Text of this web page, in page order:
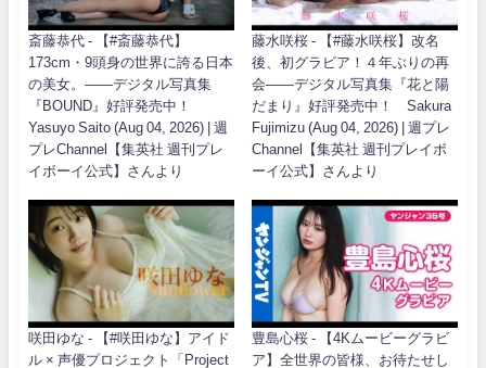
斎藤恭代 - 【#斎藤恭代】
173cm・9頭身の世界に誇る日本
の美女。――デジタル写真集
『BOUND』好評発売中！
Yasuyo Saito (Aug 04, 2026) | 週
プレChannel【集英社 週刊プレ
イボーイ公式】さんより
藤水咲桜 - 【#藤水咲桜】改名
後、初グラビア！４年ぶりの再
会――デジタル写真集『花と陽
だまり』好評発売中！ Sakura
Fujimizu (Aug 04, 2026) | 週プレ
Channel【集英社 週刊プレイボ
ーイ公式】さんより
咲田ゆな - 【#咲田ゆな】アイド
ル × 声優プロジェクト「Project
豊島心桜 - 【4Kムービーグラビ
ア】全世界の皆様、お待たせし